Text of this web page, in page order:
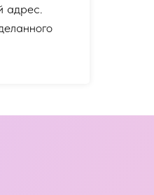
адрес.